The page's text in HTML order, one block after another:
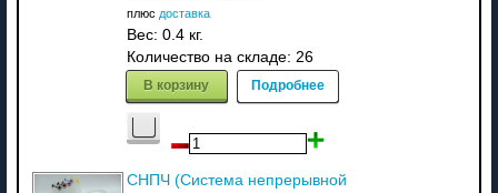
плюс доставка
Вес: 0.4 кг.
Количество на складе: 26
В корзину Подробнее
СНПЧ (Система непрерывной